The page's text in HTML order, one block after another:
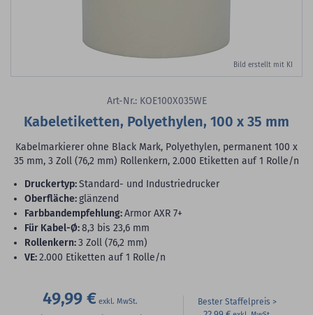
Bild erstellt mit KI
Art-Nr.: KOE100X035WE
Kabeletiketten, Polyethylen, 100 x 35 mm
Kabelmarkierer ohne Black Mark, Polyethylen, permanent 100 x
35 mm, 3 Zoll (76,2 mm) Rollenkern, 2.000 Etiketten auf 1 Rolle/n
Druckertyp:Standard- und Industriedrucker
Oberfläche:glänzend
Farbbandempfehlung:Armor AXR 7+
für Kabel-Ø:8,3 bis 23,6 mm
Rollenkern:3 Zoll (76,2 mm)
VE:2.000 Etiketten auf 1 Rolle/n
49,99 € Bester Staffelpreis